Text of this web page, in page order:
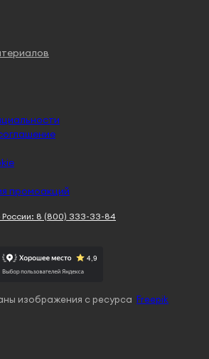
промоакций
изображения с ресурса Freepik
России: 8 (800) 333-33-84